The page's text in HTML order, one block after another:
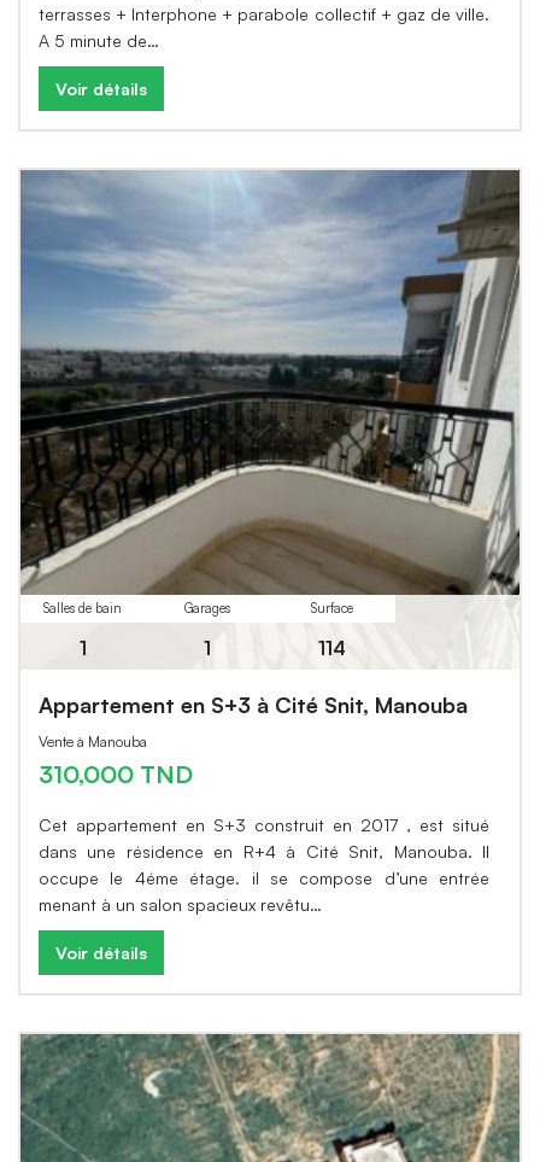
terrasses + Interphone + parabole collectif + gaz de ville.
A 5 minute de…
Voir détails
Salles de bain
1
Garages
1
Surface
114
Appartement en S+3 à Cité Snit, Manouba
Vente à Manouba
310,000 TND
Cet appartement en S+3 construit en 2017 , est situé
dans une résidence en R+4 à Cité Snit, Manouba. Il
occupe le 4éme étage. il se compose d’une entrée
menant à un salon spacieux revêtu…
Voir détails